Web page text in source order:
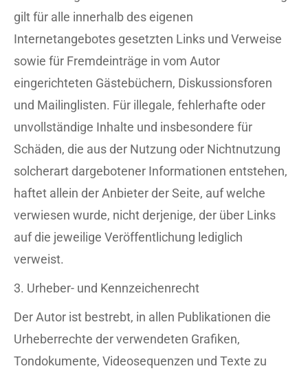
gilt für alle innerhalb des eigenen
Internetangebotes gesetzten Links und Verweise
sowie für Fremdeinträge in vom Autor
eingerichteten Gästebüchern, Diskussionsforen
und Mailinglisten. Für illegale, fehlerhafte oder
unvollständige Inhalte und insbesondere für
Schäden, die aus der Nutzung oder Nichtnutzung
solcherart dargebotener Informationen entstehen,
haftet allein der Anbieter der Seite, auf welche
verwiesen wurde, nicht derjenige, der über Links
auf die jeweilige Veröffentlichung lediglich
verweist.
3. Urheber- und Kennzeichenrecht
Der Autor ist bestrebt, in allen Publikationen die
Urheberrechte der verwendeten Grafiken,
Tondokumente, Videosequenzen und Texte zu